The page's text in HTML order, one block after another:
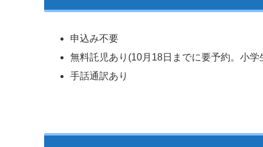
申込み不要
無料託児あり(10月18日までに要予約。小学
手話通訳あり